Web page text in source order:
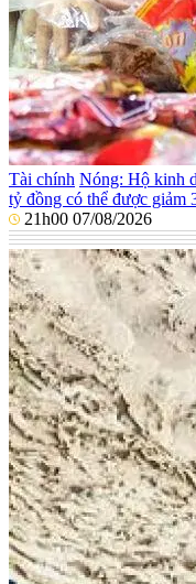
Tài chính Nóng: Hộ kinh
tỷ đồng có thể được giảm
21h00 07/08/2026